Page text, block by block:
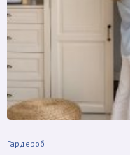
Гардероб